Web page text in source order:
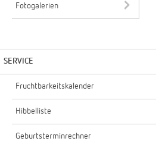
Fotogalerien
SERVICE
Fruchtbarkeitskalender
Hibbelliste
Geburtsterminrechner